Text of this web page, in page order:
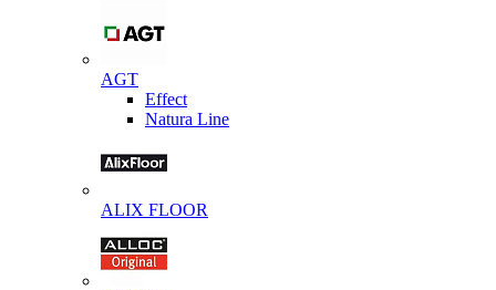
AGT
Effect
Natura Line
ALIX FLOOR